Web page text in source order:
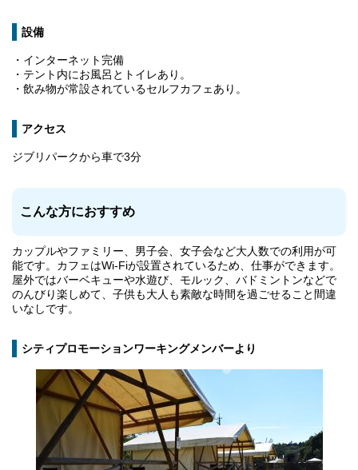
設備
・インターネット完備
・テント内にお風呂とトイレあり。
・飲み物が常設されているセルフカフェあり。
アクセス
ジブリパークから車で3分
こんな方におすすめ
カップルやファミリー、男子会、女子会など大人数での利用が可
能です。カフェはWi-Fiが設置されているため、仕事ができます。
屋外ではバーベキューや水遊び、モルック、バドミントンなどで
のんびり楽しめて、子供も大人も素敵な時間を過ごせること間違
いなしです。
シティプロモーションワーキングメンバーより